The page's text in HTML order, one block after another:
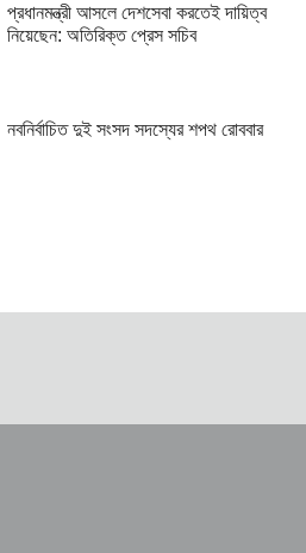
প্রধানমন্ত্রী আসলে দেশসেবা করতেই দায়িত্ব
নিয়েছেন: অতিরিক্ত প্রেস সচিব
নবনির্বাচিত দুই সংসদ সদস্যের শপথ রোববার